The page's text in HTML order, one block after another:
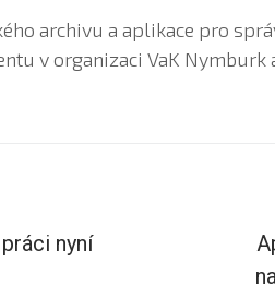
archivu a aplikace pro
v organizaci VaK Nymburk
nyní